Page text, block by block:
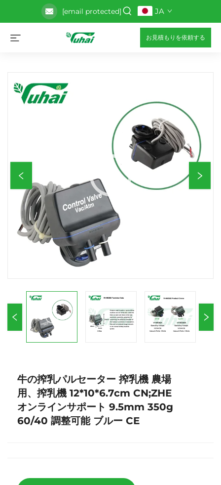
[email protected] JA
お見積もりを依頼する
牛の搾乳パルセーター 搾乳機 農場
用、搾乳機 12*10*6.7cm CN;ZHE
オンラインサポート 9.5mm 350g
60/40 調整可能 ブルー CE